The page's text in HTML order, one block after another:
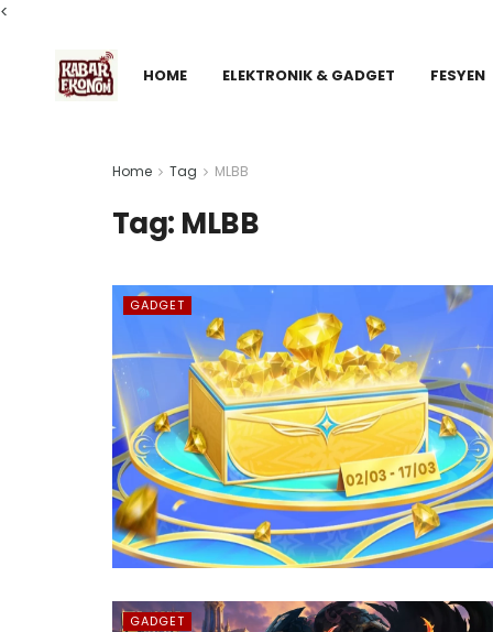
<
HOME ELEKTRONIK & GADGET FESYEN
Home Tag MLBB
Tag: MLBB
GADGET
GADGET